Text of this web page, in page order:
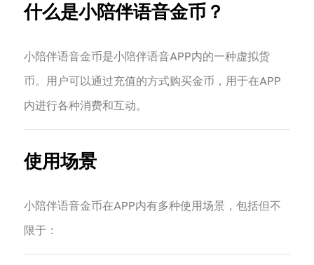
什么是小陪伴语音金币？
小陪伴语音金币是小陪伴语音APP内的一种虚拟货
币。用户可以通过充值的方式购买金币，用于在APP
内进行各种消费和互动。
使用场景
小陪伴语音金币在APP内有多种使用场景，包括但不
限于：